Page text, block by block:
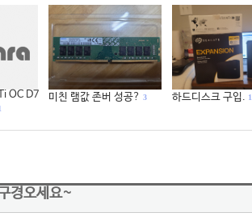
OC D7
미친 램값 존버 성공? 3 하드디스크 구입. 1
경오세요~